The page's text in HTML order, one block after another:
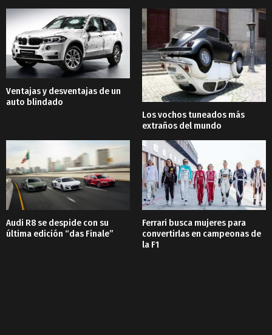
Ventajas y desventajas de un
auto blindado
Los vochos tuneados más
extraños del mundo
Audi R8 se despide con su
última edición “das Finale”
Ferrari busca mujeres para
convertirlas en campeonas de
la F1